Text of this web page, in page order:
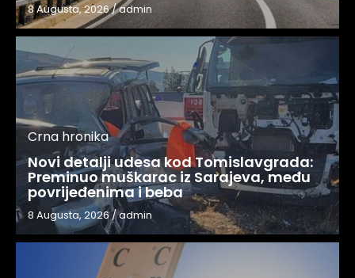
8 Augusta, 2026/admin
Crna hronika
Novi detalji udesa kod Tomislavgrada:
Preminuo muškarac iz Sarajeva, među
povrijeđenima i beba
8 Augusta, 2026/admin